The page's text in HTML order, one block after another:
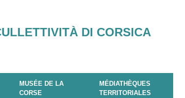
DI CORSICA
MUSÉE DE LA
CORSE
MÉDIATHÈQUES
TERRITORIALES